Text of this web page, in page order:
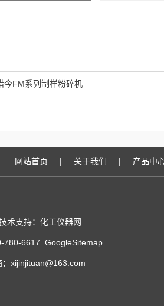
今FM系列制样粉碎机
网站首页 | 关于我们 | 产品中
术支持：化工仪器网
780-6617 GoogleSitemap
xijinjituan@163.com